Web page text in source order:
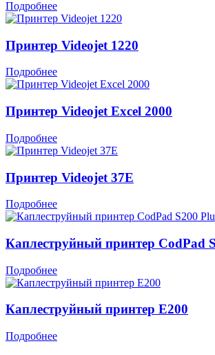
Подробнее
Принтер Videojet 1220
Подробнее
Принтер Videojet Excel 2000
Подробнее
Принтер Videojet 37E
Подробнее
Каплеструйный принтер CodPad
Подробнее
Каплеструйный принтер E200
Подробнее